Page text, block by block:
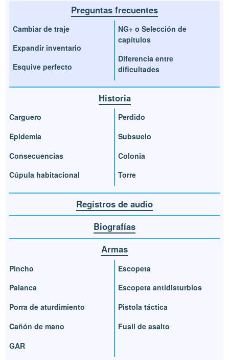
Preguntas frecuentes
Cambiar de traje
Expandir inventario
Esquive perfecto
NG+ o Selección de
capítulos
Diferencia entre
dificultades
Historia
Carguero
Epidemia
Consecuencias
Cúpula habitacional
Perdido
Subsuelo
Colonia
Torre
Registros de audio
Biografías
Armas
Pincho
Palanca
Porra de aturdimiento
Cañón de mano
GAR
Escopeta
Escopeta antidisturbios
Pistola táctica
Fusil de asalto